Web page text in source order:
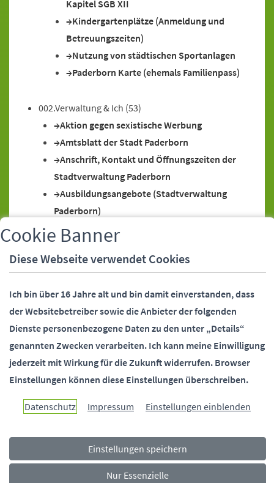
Kapitel SGB XII
Kindergartenplätze (Anmeldung und
Betreuungszeiten)
Nutzung von städtischen Sportanlagen
Paderborn Karte (ehemals Familienpass)
002.Verwaltung & Ich (53)
Aktion gegen sexistische Werbung
Amtsblatt der Stadt Paderborn
Anschrift, Kontakt und Öffnungszeiten der
Stadtverwaltung Paderborn
Ausbildungsangebote (Stadtverwaltung
Paderborn)
Bankeinzugsermächtigung (SEPA-Lastschrift)
Bankeinzugsermächtigung (SEPA-Lastschrift),
Widerruf
Paderborn)
Behördennummer 115
Bundesfreiwilligendienst (Stadtverwaltung
Paderborn)
Bürgermeister (Stellvertreter)
Bürgermeister (Telefonsprechstunde)
Bürgermeister und Beigeordnete
(Kontaktdaten)
Ehrungen (Alters-, Ehejubiläen)
Cookie Banner
Diese Webseite verwendet Cookies
Ich bin über 16 Jahre alt und bin damit einverstanden, dass
der Websitebetreiber sowie die Anbieter der folgenden
Dienste personenbezogene Daten zu den unter „Details“
genannten Zwecken verarbeiten. Ich kann meine Einwilligung
jederzeit mit Wirkung für die Zukunft widerrufen. Browser
Einstellungen können diese Einstellungen überschreiben.
Datenschutz Impressum Einstellungen einblenden
Einstellungen speichern
Nur Essenzielle